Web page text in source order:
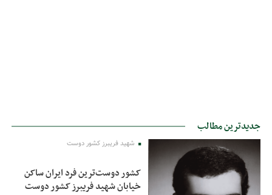
جدیدترین مطالب
شهید فریبرز کشور دوست
کشور دوست‌ترین فرد ایران ساکن
خیابان شهید فریبرز کشور دوست